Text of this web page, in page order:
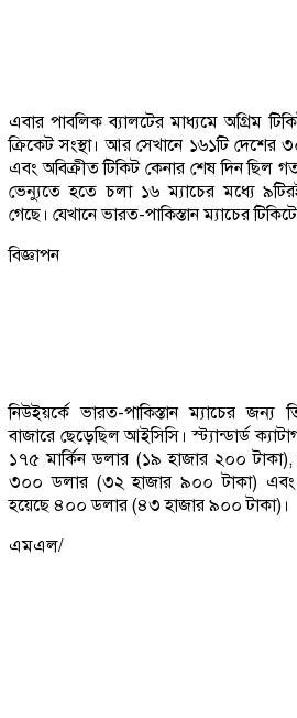
এবার পাবলিক ব্যালটের মাধ্যমে অগ্রিম
ক্রিকেট সংস্থা। আর সেখানে ১৬১টি
এবং অবিক্রীত টিকিট কেনার শেষ দিন ছিল
ভেন্যুতে হতে চলা ১৬ ম্যাচের মধ্যে
গেছে। যেখানে ভারত-পাকিস্তান ম্যাচের
বিজ্ঞাপন
নিউইয়র্কে ভারত-পাকিস্তান ম্যাচের জন্য
বাজারে ছেড়েছিল আইসিসি। স্ট্যান্ডার্ড
১৭৫ মার্কিন ডলার (১৯ হাজার ২০০ টাকা),
৩০০ ডলার (৩২ হাজার ৯০০ টাকা) এবং
হয়েছে ৪০০ ডলার (৪৩ হাজার ৯০০ টাকা)।
এমএল/